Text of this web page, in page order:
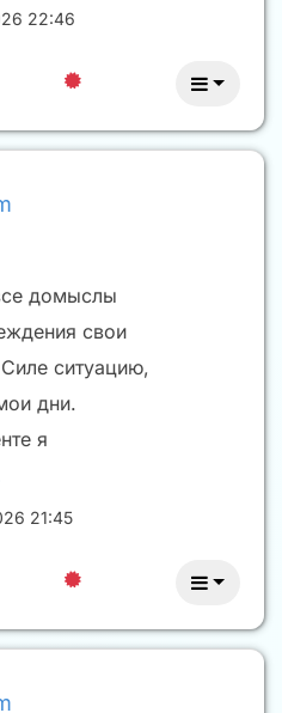
22:46
домыслы
свои
ситуацию,
дни.
я
21:45